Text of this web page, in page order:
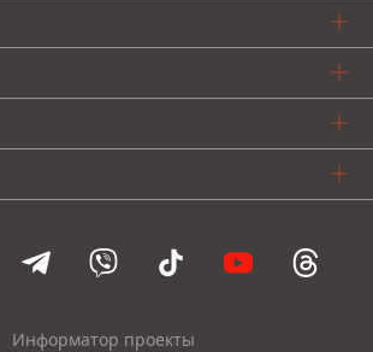
Информатор проекты